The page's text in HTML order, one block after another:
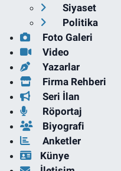
Siyaset
Politika
Foto Galeri
Video
Yazarlar
Firma Rehberi
Seri İlan
Röportaj
Biyografi
Anketler
Künye